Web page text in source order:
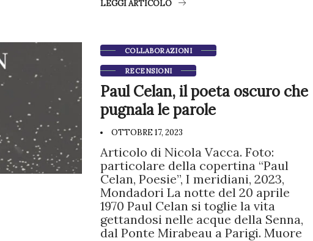
LEGGI ARTICOLO
COLLABORAZIONI
RECENSIONI
Paul Celan, il poeta oscuro che
pugnala le parole
OTTOBRE 17, 2023
Articolo di Nicola Vacca. Foto:
particolare della copertina “Paul
Celan, Poesie”, I meridiani, 2023,
Mondadori La notte del 20 aprile
1970 Paul Celan si toglie la vita
gettandosi nelle acque della Senna,
dal Ponte Mirabeau a Parigi. Muore